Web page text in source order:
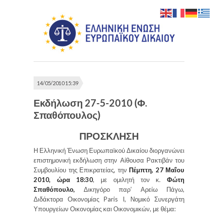
14/05/2010 15:39
Εκδήλωση 27-5-2010 (Φ.
Σπαθόπουλος)
ΠΡΟΣΚΛΗΣΗ
Η Ελληνική Ένωση Ευρωπαϊκού Δικαίου διοργανώνει
επιστημονική εκδήλωση στην Αίθουσα Ρακτιβάν του
Συμβουλίου της Επικρατείας, την Πέμπτη, 27 Μαΐου
2010, ώρα 18:30, με ομιλητή τον κ.Φώτη
Σπαθόπουλο, Δικηγόρο παρ’ Αρείω Πάγω,
Διδάκτορα Οικονομίας Paris I, Νομικό Συνεργάτη
Υπουργείων Οικονομίας και Οικονομικών, με θέμα: